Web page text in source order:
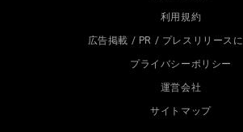
利用規約
広告掲載 / PR / プレスリリース
プライバシーポリシー
運営会社
サイトマップ